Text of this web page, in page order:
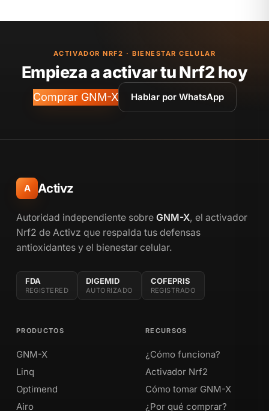
ACTIVADOR NRF2 · BIENESTAR CELULAR
Empieza a activar tu Nrf2 hoy
Comprar GNM-X Hablar por WhatsApp
A Activz
Autoridad independiente sobre GNM-X, el activador
Nrf2 de Activz que respalda tus defensas
antioxidantes y el bienestar celular.
FDA
REGISTERED
DIGEMID
AUTORIZADO
COFEPRIS
REGISTRADO
PRODUCTOS
GNM-X
Linq
Optimend
Airo
RECURSOS
¿Cómo funciona?
Activador Nrf2
Cómo tomar GNM-X
¿Por qué comprar?